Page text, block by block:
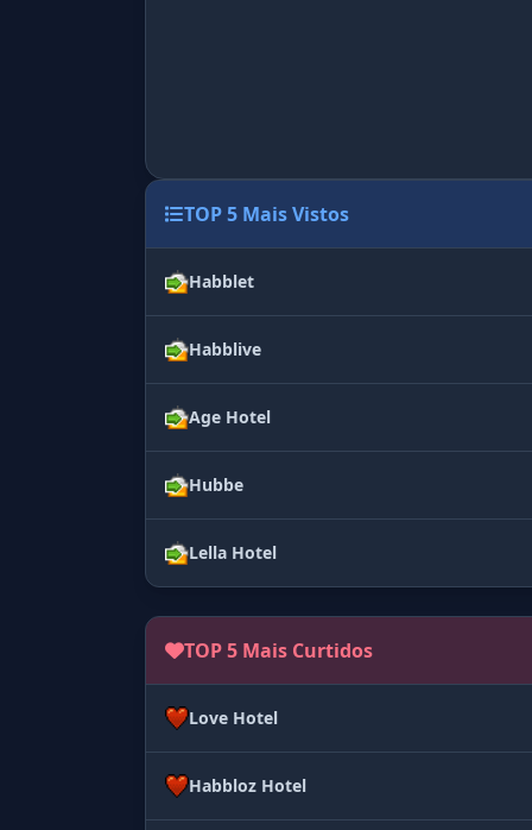
TOP 5 Mais Vistos
Habblet
Habblive
Age Hotel
Hubbe
Lella Hotel
TOP 5 Mais Curtidos
Love Hotel
Habbloz Hotel